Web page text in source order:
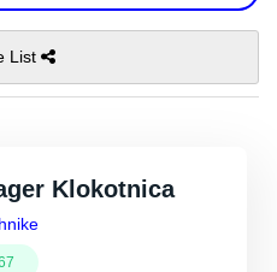
List
Klokotnica